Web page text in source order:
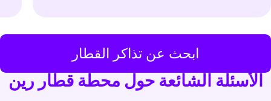
ابحث عن تذاكر القطار
الأسئلة الشائعة حول محطة قطار رين